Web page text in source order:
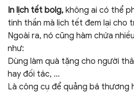
In lịch tết bolg, không ai có thể
tinh thần mà lịch tết đem lại cho
Ngoài ra, nó cũng hàm chứa
như:
Dùng làm quà tặng cho người
hay đối tác, …
Là công cụ để quảng bá thương